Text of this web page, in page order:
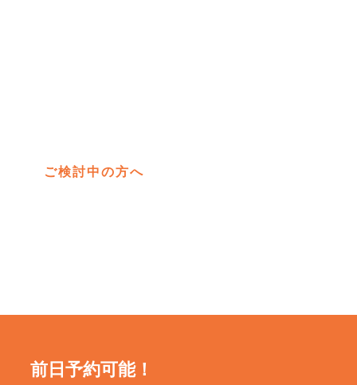
ご検討中の方へ
前日予約可能！